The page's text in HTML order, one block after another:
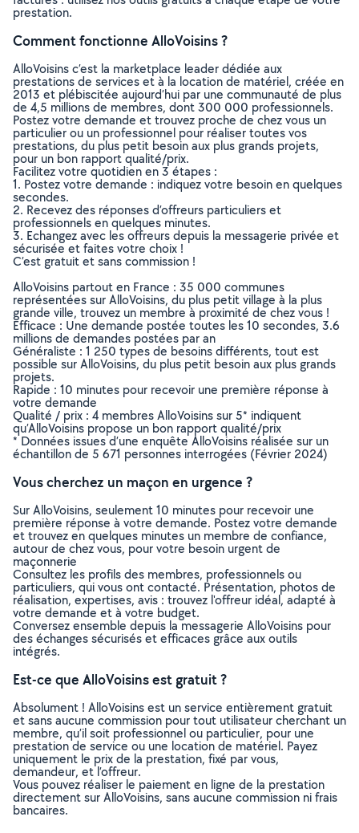
prestation.
Comment fonctionne AlloVoisins ?
AlloVoisins c’est la marketplace leader dédiée aux
prestations de services et à la location de matériel, créée en
2013 et plébiscitée aujourd’hui par une communauté de plus
de 4,5 millions de membres, dont 300 000 professionnels.
Postez votre demande et trouvez proche de chez vous un
particulier ou un professionnel pour réaliser toutes vos
prestations, du plus petit besoin aux plus grands projets,
pour un bon rapport qualité/prix.
Facilitez votre quotidien en 3 étapes :
1. Postez votre demande : indiquez votre besoin en quelques
secondes.
2. Recevez des réponses d’offreurs particuliers et
professionnels en quelques minutes.
3. Echangez avec les offreurs depuis la messagerie privée et
sécurisée et faites votre choix !
C’est gratuit et sans commission !
AlloVoisins partout en France : 35 000 communes
représentées sur AlloVoisins, du plus petit village à la plus
grande ville, trouvez un membre à proximité de chez vous !
Efficace : Une demande postée toutes les 10 secondes, 3.6
millions de demandes postées par an
Généraliste : 1 250 types de besoins différents, tout est
possible sur AlloVoisins, du plus petit besoin aux plus grands
projets.
Rapide : 10 minutes pour recevoir une première réponse à
votre demande
Qualité / prix : 4 membres AlloVoisins sur 5* indiquent
qu’AlloVoisins propose un bon rapport qualité/prix
* Données issues d’une enquête AlloVoisins réalisée sur un
échantillon de 5 671 personnes interrogées (Février 2024)
Vous cherchez un maçon en urgence ?
Sur AlloVoisins, seulement 10 minutes pour recevoir une
première réponse à votre demande. Postez votre demande
et trouvez en quelques minutes un membre de confiance,
autour de chez vous, pour votre besoin urgent de
maçonnerie
Consultez les profils des membres, professionnels ou
particuliers, qui vous ont contacté. Présentation, photos de
réalisation, expertises, avis : trouvez l'offreur idéal, adapté à
votre demande et à votre budget.
Conversez ensemble depuis la messagerie AlloVoisins pour
des échanges sécurisés et efficaces grâce aux outils
intégrés.
Est-ce que AlloVoisins est gratuit ?
Absolument ! AlloVoisins est un service entièrement gratuit
et sans aucune commission pour tout utilisateur cherchant un
membre, qu’il soit professionnel ou particulier, pour une
prestation de service ou une location de matériel. Payez
uniquement le prix de la prestation, fixé par vous,
demandeur, et l’offreur.
Vous pouvez réaliser le paiement en ligne de la prestation
directement sur AlloVoisins, sans aucune commission ni frais
bancaires.